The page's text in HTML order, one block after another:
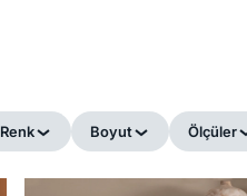
Renk Boyut Ölçüler